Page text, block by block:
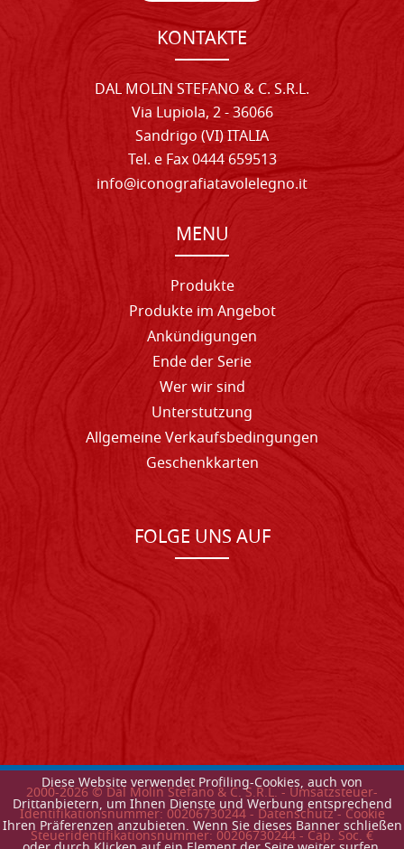
Diese Website verwendet Profiling-Cookies, auch von
Drittanbietern, um Ihnen Dienste und Werbung entsprechend
Ihren Präferenzen anzubieten. Wenn Sie dieses Banner schließen
KONTAKTE
DAL MOLIN STEFANO & C. S.R.L.
Via Lupiola, 2 - 36066
Sandrigo (VI) ITALIA
Tel. e Fax 0444 659513
info@iconografiatavolelegno.it
MENU
Produkte
Produkte im Angebot
Ankündigungen
Ende der Serie
Wer wir sind
Unterstutzung
Allgemeine Verkaufsbedingungen
Geschenkkarten
FOLGE UNS AUF
2000-2026© Dal Molin Stefano & C. S.R.L. - Umsatzsteuer-
Identifikationsnummer: 00206730244 -Datenschutz-Cookie
Steueridentifikationsnummer: 00206730244 - Cap. Soc. €